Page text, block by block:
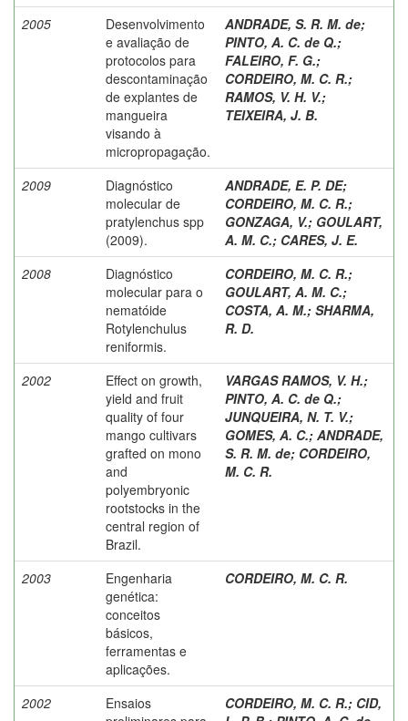
2005
Desenvolvimento
e avaliação de
protocolos para
descontaminação
de explantes de
mangueira
visando à
micropropagação.
ANDRADE, S. R. M. de;
PINTO, A. C. de Q.;
FALEIRO, F. G.;
CORDEIRO, M. C. R.;
RAMOS, V. H. V.;
TEIXEIRA, J. B.
2009
Diagnóstico
molecular de
pratylenchus spp
(2009).
ANDRADE, E. P. DE;
CORDEIRO, M. C. R.;
GONZAGA, V.; GOULART,
A. M. C.; CARES, J. E.
2008
Diagnóstico
molecular para o
nematóide
Rotylenchulus
reniformis.
CORDEIRO, M. C. R.;
GOULART, A. M. C.;
COSTA, A. M.; SHARMA,
R. D.
2002
Effect on growth,
yield and fruit
quality of four
mango cultivars
grafted on mono
and
polyembryonic
rootstocks in the
central region of
Brazil.
VARGAS RAMOS, V. H.;
PINTO, A. C. de Q.;
JUNQUEIRA, N. T. V.;
GOMES, A. C.; ANDRADE,
S. R. M. de; CORDEIRO,
M. C. R.
2003
Engenharia
genética:
conceitos
básicos,
ferramentas e
aplicações.
CORDEIRO, M. C. R.
2002
Ensaios
CORDEIRO, M. C. R.; CID,